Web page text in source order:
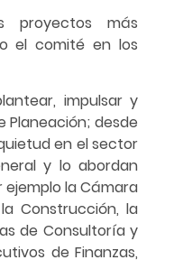
proyectos más
el comité en los
impulsar y
Planeación; desde
en el sector
y lo abordan
la Cámara
Construcción, la
de Consultoría y
de Finanzas,